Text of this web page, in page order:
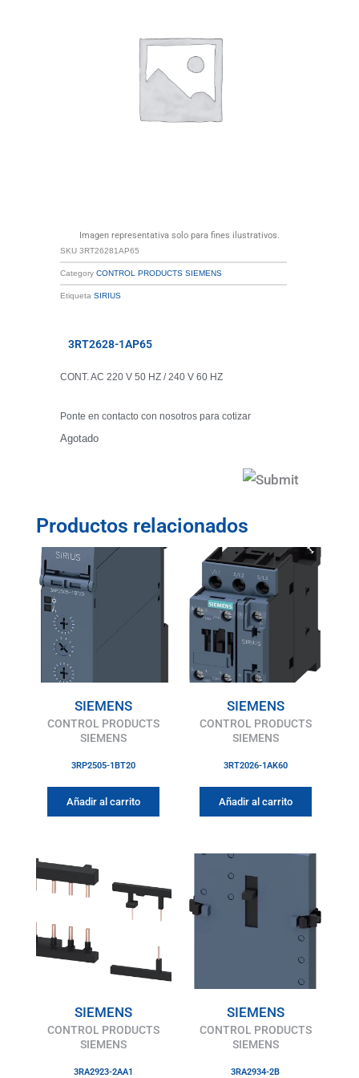
Imagen representativa solo para fines ilustrativos.
SKU 3RT26281AP65
Category CONTROL PRODUCTS SIEMENS
Etiqueta SIRIUS
3RT2628-1AP65
CONT. AC 220 V 50 HZ / 240 V 60 HZ
Ponte en contacto con nosotros para cotizar
Agotado
Productos relacionados
SIEMENS
CONTROL PRODUCTS
SIEMENS
3RP2505-1BT20
Añadir al carrito
SIEMENS
CONTROL PRODUCTS
SIEMENS
3RT2026-1AK60
Añadir al carrito
SIEMENS
CONTROL PRODUCTS
SIEMENS
3RA2923-2AA1
SIEMENS
CONTROL PRODUCTS
SIEMENS
3RA2934-2B